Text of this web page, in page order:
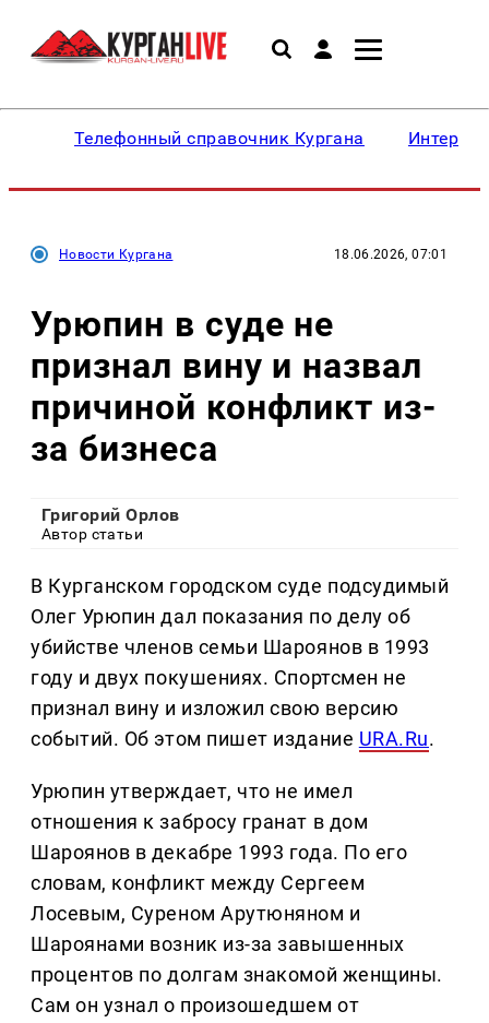
Телефонный справочник Кургана
Новости Кургана 18.06.2026, 07:01
Урюпин в суде не
признал вину и назвал
причиной конфликт из-
за бизнеса
Григорий Орлов
Автор статьи
В Курганском городском суде подсудимый
Олег Урюпин дал показания по делу об
убийстве членов семьи Шароянов в 1993
году и двух покушениях. Спортсмен не
признал вину и изложил свою версию
событий. Об этом пишет издание URA.Ru.
Урюпин утверждает, что не имел
отношения к забросу гранат в дом
Шароянов в декабре 1993 года. По его
словам, конфликт между Сергеем
Лосевым, Суреном Арутюняном и
Шароянами возник из-за завышенных
процентов по долгам знакомой женщины.
Сам он узнал о произошедшем от